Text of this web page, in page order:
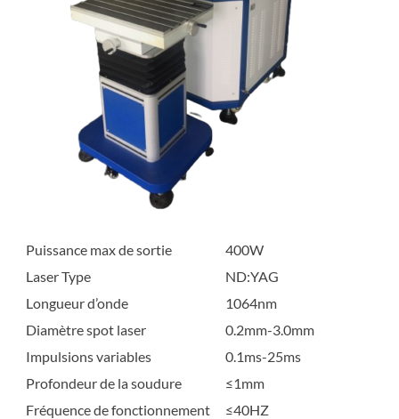
Puissance max de sortie
400W
Laser Type
ND:YAG
Longueur d’onde
1064nm
Diamètre spot laser
0.2mm-3.0mm
Impulsions variables
0.1ms-25ms
Profondeur de la soudure
≤1mm
Fréquence de fonctionnement
≤40HZ